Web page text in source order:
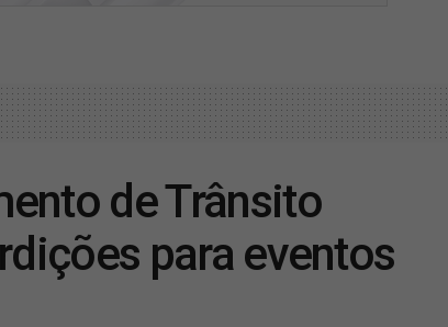
de Trânsito
para eventos